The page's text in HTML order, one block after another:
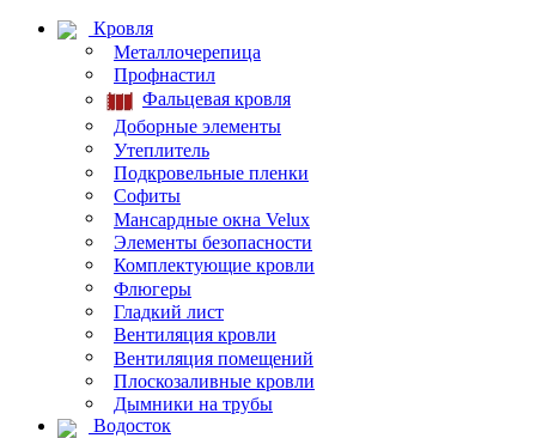
Кровля
Металлочерепица
Профнастил
Фальцевая кровля
Доборные элементы
Утеплитель
Подкровельные пленки
Софиты
Мансардные окна Velux
Элементы безопасности
Комплектующие кровли
Флюгеры
Гладкий лист
Вентиляция кровли
Вентиляция помещений
Плоскозаливные кровли
Дымники на трубы
Водосток